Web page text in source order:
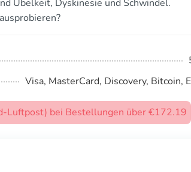
Übelkeit, Dyskinesie und Schwindel.
Visa, MasterCard, Discovery, Bitcoin,
Luftpost) bei Bestellungen über €172.19